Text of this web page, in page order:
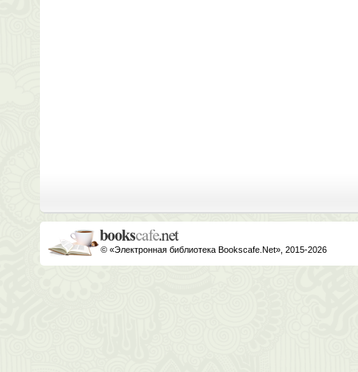
© «Электронная библиотека Bookscafe.Net», 2015-2026